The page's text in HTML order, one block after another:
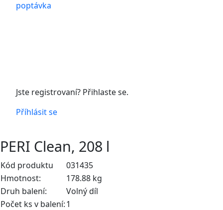
poptávka
Jste registrovaní? Přihlaste se.
Příhlásit se
PERI Clean, 208 l
Kód produktu
031435
Hmotnost:
178.88 kg
Druh balení:
Volný díl
Počet ks v balení:1